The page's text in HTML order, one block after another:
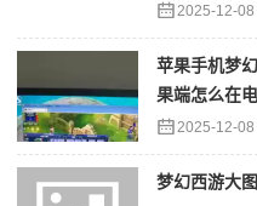
2025-12-08
苹果手机梦
果端怎么在
2025-12-08
梦幻西游大